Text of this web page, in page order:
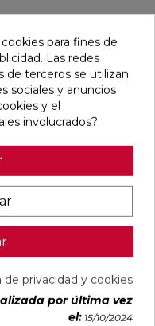
interesar
Colorker
€
/m²
favorite
WALL WHITE
RECTIFICADO
Ref:
TAU
PVP
24,90 €
/m²
para fines de
Las redes
de terceros se utilizan
sociales y anuncios
y el
involucrados?
de privacidad y cookies
por última vez
el: 15/10/2024